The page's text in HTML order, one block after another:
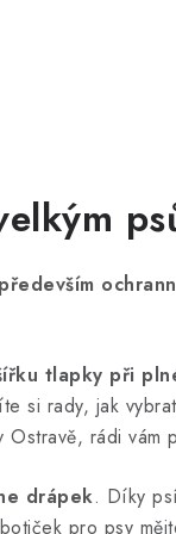
tlapky při
si rady, jak
rádi vám
drápek. Díky
pro psy